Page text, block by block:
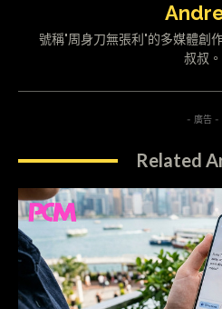
號稱"周身刀無張利"的多媒體創
叔叔。
- 廣告 -
Related